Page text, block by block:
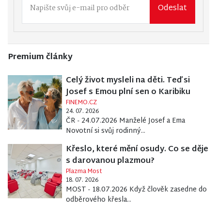
Odeslat
Premium články
Celý život mysleli na děti. Teď si
Josef s Emou plní sen o Karibiku
FINEMO.CZ
24. 07. 2026
ČR - 24.07.2026 Manželé Josef a Ema
Novotní si svůj rodinný...
Křeslo, které mění osudy. Co se děje
s darovanou plazmou?
Plazma Most
18. 07. 2026
MOST - 18.07.2026 Když člověk zasedne do
odběrového křesla...